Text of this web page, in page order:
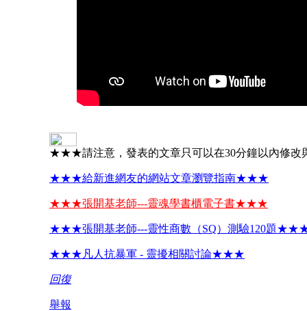
★★★請注意，發表的文章只可以在30分鐘以內修
★★★給新進網友的網站文章瀏覽指南★★★
★★★張開基老師---靈魂學書櫃電子書★★★
★★★張開基老師---靈性商數（SQ）測驗120題
★★★凡人抗暴軍 - 靈擾相關討論★★★
回復
舉報